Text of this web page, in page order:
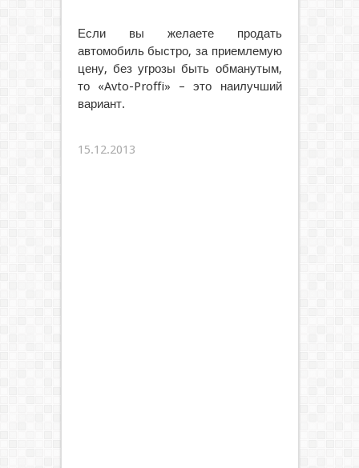
Если вы желаете продать
автомобиль быстро, за приемлемую
цену, без угрозы быть обманутым,
то «Avto-Proffi» – это наилучший
вариант.
15.12.2013